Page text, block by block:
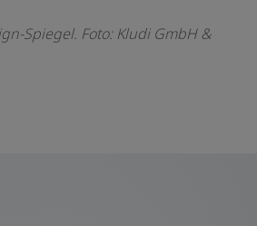
Spiegel. Foto: Kludi GmbH &